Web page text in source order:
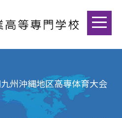
州沖縄地区高専体育大会